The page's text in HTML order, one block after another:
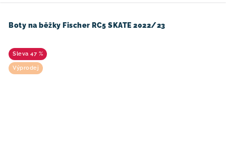
Boty na běžky Fischer RC5 SKATE 2022/23
47 %
Výprodej